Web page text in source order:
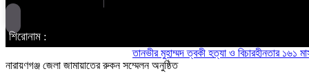
শিরোনাম :
তানভীর মুহাম্মদ ত্বকী হত্যা ও বিচারহীনতার ১৬১ মাস
নারায়ণগঞ্জ জেলা জামায়াতের রুকন সম্মেলন অনুষ্ঠিত